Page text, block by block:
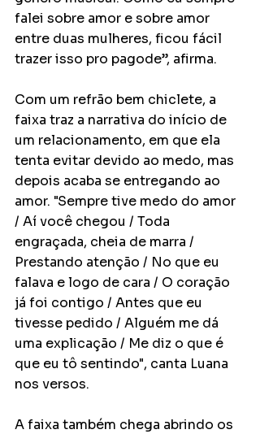
falei sobre amor e sobre amor
entre duas mulheres, ficou fácil
trazer isso pro pagode”, afirma.
Com um refrão bem chiclete, a
faixa traz a narrativa do início de
um relacionamento, em que ela
tenta evitar devido ao medo, mas
depois acaba se entregando ao
amor. "Sempre tive medo do amor
/ Aí você chegou / Toda
engraçada, cheia de marra /
Prestando atenção / No que eu
falava e logo de cara / O coração
já foi contigo / Antes que eu
tivesse pedido / Alguém me dá
uma explicação / Me diz o que é
que eu tô sentindo", canta Luana
nos versos.
A faixa também chega abrindo os